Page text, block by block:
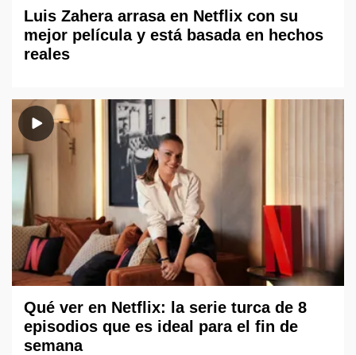
Luis Zahera arrasa en Netflix con su
mejor película y está basada en hechos
reales
Qué ver en Netflix: la serie turca de 8
episodios que es ideal para el fin de
semana